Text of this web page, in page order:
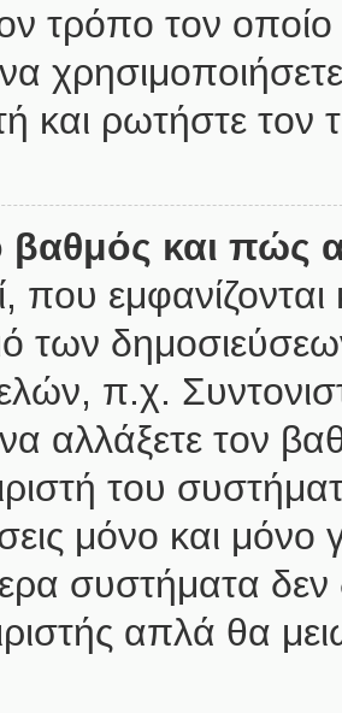
τρόπο τον
και ρωτήστε τον
ο βαθμός και
που
των
π.χ.
αλλάξετε τον
του
μόνο και
συστήματα δεν
απλά θα